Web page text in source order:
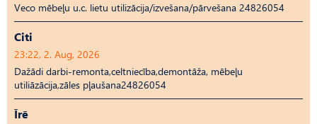
Veco mēbeļu u.c. lietu utilizācija/izvešana/pārvešana 24826054
Citi
23:22, 2. Aug, 2026
Dažādi darbi-remonta,celtniecība,demontāža, mēbeļu
utiliāzācija,zāles pļaušana24826054
Īrē